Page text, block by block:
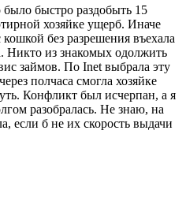
быстро раздобыть 15
хозяйке ущерб. Иначе
без разрешения въехала
Никто из знакомых одолжить
займов. По Inet выбрала эту
полчаса смогла хозяйке
Конфликт был исчерпан, а я
разобралась. Не знаю, на
если б не их скорость выдачи